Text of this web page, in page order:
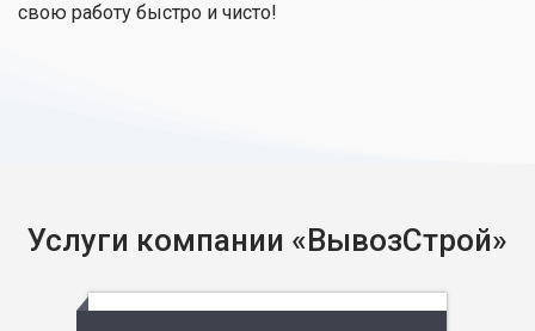
свою работу быстро и чисто!
Услуги компании «ВывозСтрой»